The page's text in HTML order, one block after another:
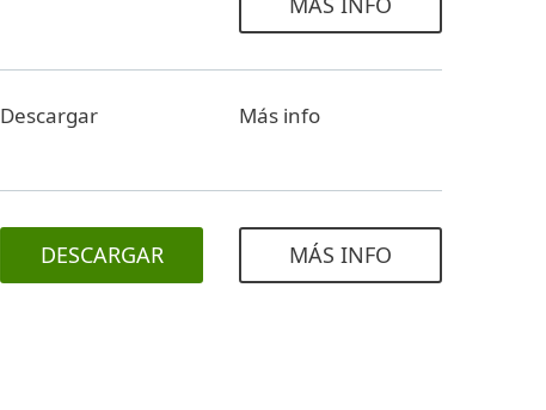
Descargar Más info
DESCARGAR MÁS INFO